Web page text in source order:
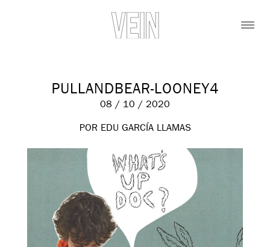
PULLANDBEAR-LOONEY4
08 / 10 / 2020
POR EDU GARCÍA LLAMAS